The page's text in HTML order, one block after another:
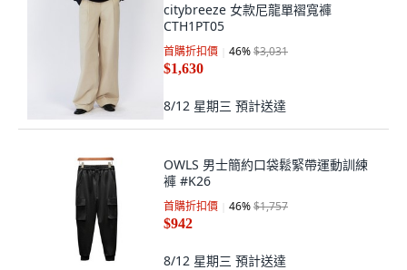
citybreeze 女款尼龍單褶寬褲
CTH1PT05
首購折扣價 46%$3,031
$1,630
8/12 星期三 預計送達
OWLS 男士簡約口袋鬆緊帶運動訓練
褲 #K26
首購折扣價 46%$1,757
$942
8/12 星期三 預計送達